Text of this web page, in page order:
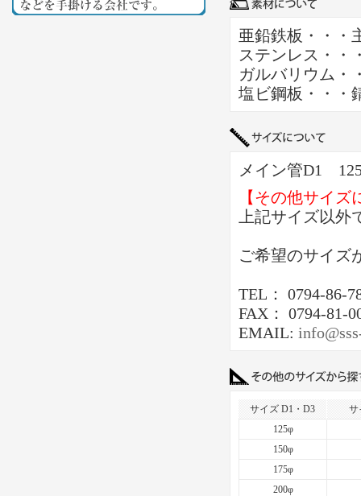
亜鉛鉄板・・・
ステンレス・
ガルバリウム・
塩ビ鋼板・・・
メイン管D1
【その他サイズ
上記サイズ以
ご希望のサイズ
TEL： 0794-86-
FAX： 0794-81-
EMAIL:
サイズ D1・D3
サ
125φ
150φ
175φ
200φ